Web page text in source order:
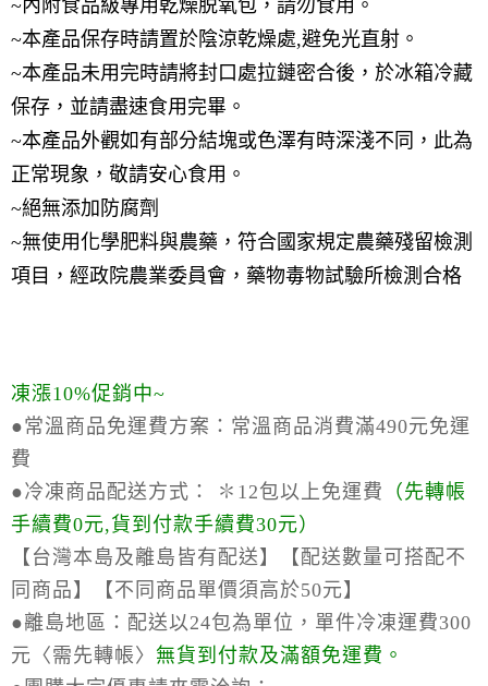
~內附食品級專用乾燥脱氧包，請勿食用。
~本產品保存時請置於陰涼乾燥處,避免光直射。
~本產品未用完時請將封口處拉鏈密合後，於冰箱冷藏
保存，並請盡速食用完畢。
~本產品外觀如有部分結塊或色澤有時深淺不同，此為
正常現象，敬請安心食用。
~絕無添加防腐劑
~無使用化學肥料與農藥，符合國家規定農藥殘留檢測
項目，經政院農業委員會，藥物毒物試驗所檢測合格
凍漲10%促銷中~
●常溫商品免運費方案： 常溫商品消費滿490元免運
費
●冷凍商品配送方式：
✽12包以上免運費 （ 先轉帳
手續費0元,貨到付款手續費30元）
【台灣本島及離島皆有配送】【配送數量可搭配不
同商品】【不同商品單價須高於50元】
●離島地區： 配送以24包為單位，單件冷凍運費300
元〈需先轉帳〉 無貨到付款及滿額免運費。